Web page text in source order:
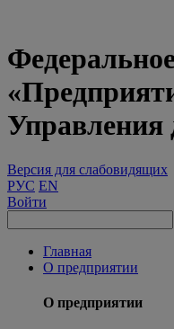
Управления
Версия для слабовидящих
РУС EN
Войти
Главная
О предприятии
О предприятии